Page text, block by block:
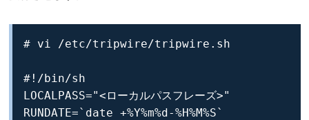
# vi /etc/tripwire/tripwire.sh
#!/bin/sh
LOCALPASS="<ローカルパスフレーズ>"
RUNDATE=`date +%Y%m%d-%H%M%S`